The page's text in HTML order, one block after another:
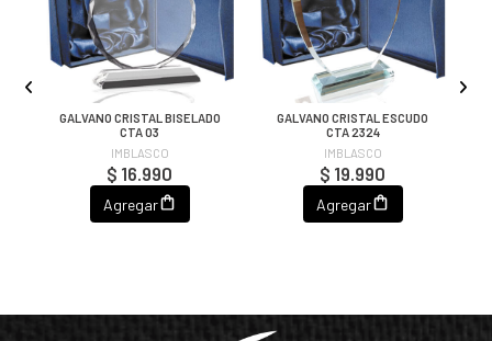
GALVANO CRISTAL BISELADO
CTA 03
IMBLASCO
$ 16.990
Agregar
GALVANO CRISTAL ESCUDO
CTA 2324
IMBLASCO
$ 19.990
Agregar